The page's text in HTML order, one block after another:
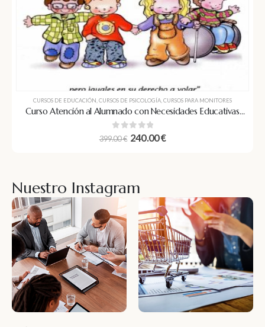
CURSOS DE EDUCACIÓN CURSOS DE PSICOLOGÍA CURSOS PARA MONITORES
Curso Atención al Alumnado con Necesidades Educativas
Especiales en Centros Escolares
0out of 5
399.00€ 240.00€
Nuestro Instagram